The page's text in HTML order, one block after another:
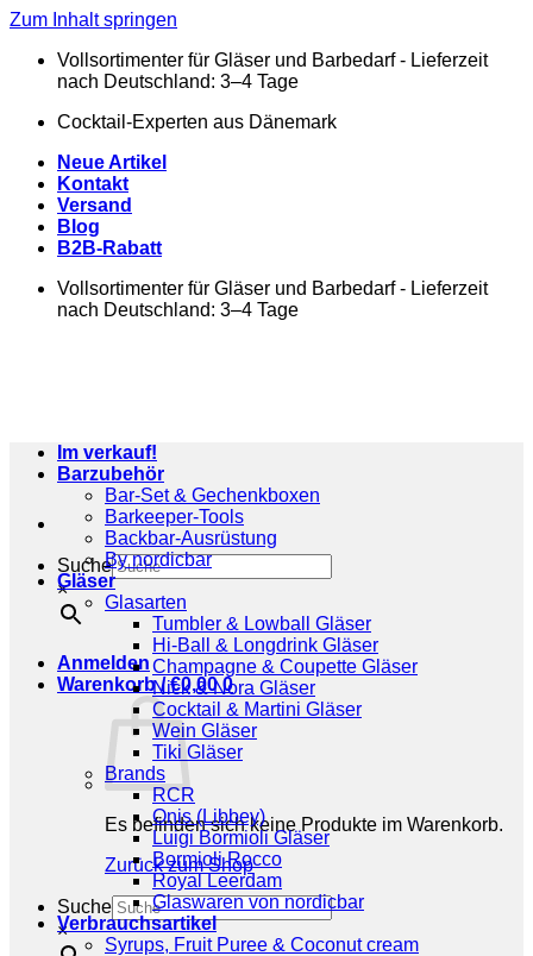
Zum Inhalt springen
Vollsortimenter für Gläser und Barbedarf - Lieferzeit
nach Deutschland: 3–4 Tage
Cocktail-Experten aus Dänemark
Neue Artikel
Kontakt
Versand
Blog
B2B-Rabatt
Vollsortimenter für Gläser und Barbedarf - Lieferzeit
nach Deutschland: 3–4 Tage
Suche
×
Anmelden
Warenkorb /€0,00 0
Es befinden sich keine Produkte im Warenkorb.
Zurück zum Shop
Suche
×
Im verkauf!
Barzubehör
Bar-Set & Gechenkboxen
Barkeeper-Tools
Backbar-Ausrüstung
By nordicbar
Gläser
Glasarten
Tumbler & Lowball Gläser
Hi-Ball & Longdrink Gläser
Champagne & Coupette Gläser
Nick & Nora Gläser
Cocktail & Martini Gläser
Wein Gläser
Tiki Gläser
Brands
RCR
Onis (Libbey)
Luigi Bormioli Gläser
Bormioli Rocco
Royal Leerdam
Glaswaren von nordicbar
Verbrauchsartikel
Syrups, Fruit Puree & Coconut cream